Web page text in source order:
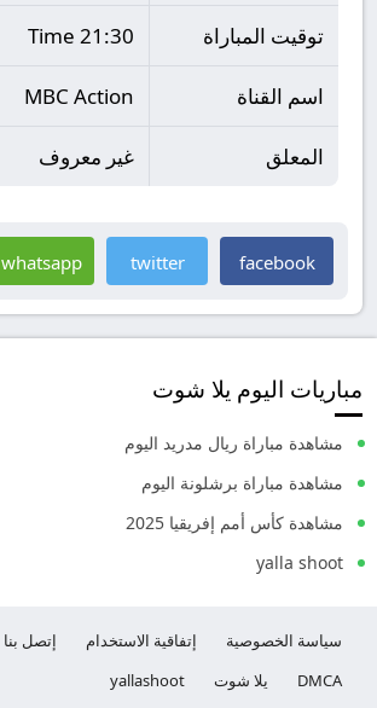
توقيت المباراة 21:30 Time
اسم القناة MBC Action
المعلق غير معروف
facebook
twitter
whatsapp
مباريات اليوم يلا شوت
مشاهدة مباراة ريال مدريد اليوم
مشاهدة مباراة برشلونة اليوم
مشاهدة كأس أمم إفريقيا 2025
yalla shoot
سياسة الخصوصية إتفاقية الاستخدام
إتصل بنا
DMCA
يلا شوت yallashoot